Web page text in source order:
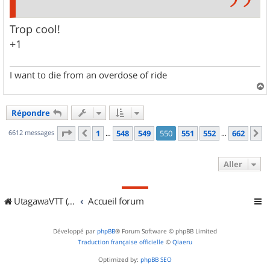
Trop cool!
+1
I want to die from an overdose of ride
a
Répondre
6612 messages Page 550 sur662
Précédent
1 … 548 549 550 551 552 … 662
Aller
UtagawaVTT (Randos VTT et VTTAE avec traces GPS) Accueil forum
Développé par phpBB® Forum Software © phpBB Limited
Traduction française officielle © Qiaeru
Optimized by: phpBB SEO